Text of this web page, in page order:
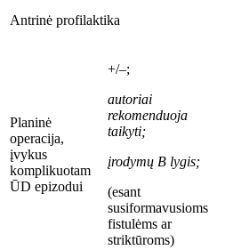
Antrinė profilaktika
Planinė
operacija,
įvykus
komplikuotam
ŪD epizodui
+/–;
autoriai
rekomenduoja
taikyti;
įrodymų B lygis;
(esant
susiformavusioms
fistulėms ar
striktūroms)